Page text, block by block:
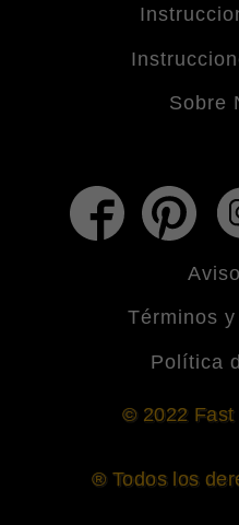
Sobre
Términos
Política
© 2022 Fast
® Todos los